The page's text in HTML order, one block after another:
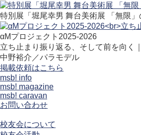
特別展「堀尾幸男 舞台美術展 「無限」
αMプロジェクト2025-2026
立ち止まり振り返る、そして前を向く
中野裕介／パラモデル
掲載依頼はこちら
msb! info
msb! magazine
msb! caravan
お問い合わせ
校友会について